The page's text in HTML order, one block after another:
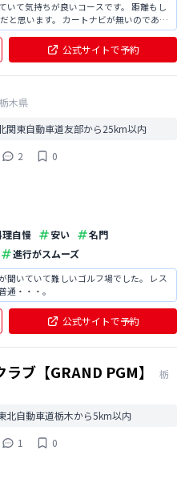
いて気持ちが良いコースです。 距離もし
と思います。 カートナビが無いのである
公式サイトで予約
栃木県
関東自動車道友部から25km以内
2 0
理自慢 安い
名門
進行がスムーズ
聞いていて難しいゴルフ場でした。 レス
通・・・。
公式サイトで予約
ブ【GRAND PGM】
栃
北自動車道栃木から5km以内
1 0